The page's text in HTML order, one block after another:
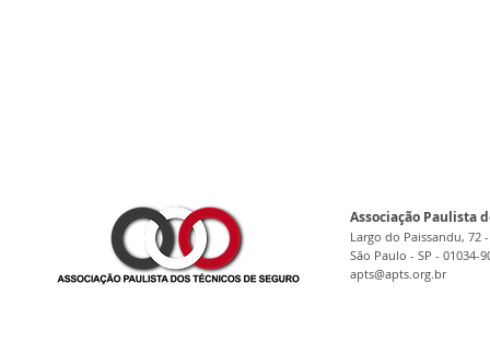
Associação Paulista
Largo do Paissandu, 72
São Paulo - SP - 01034-
apts@apts.org.br